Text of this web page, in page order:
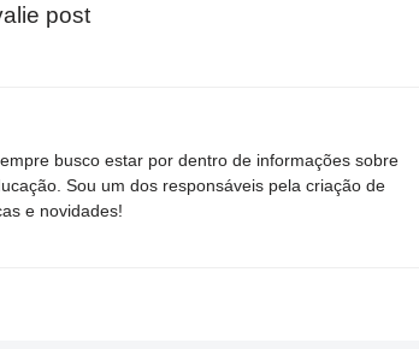
post
busco estar por dentro de informações sobre
Sou um dos responsáveis pela criação de
e novidades!